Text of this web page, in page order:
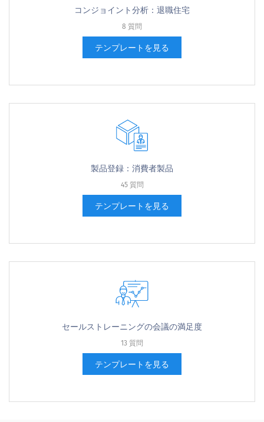
コンジョイント分析：退職住宅
8 質問
テンプレートを見る
製品登録：消費者製品
45 質問
テンプレートを見る
セールストレーニングの会議の満足度
13 質問
テンプレートを見る